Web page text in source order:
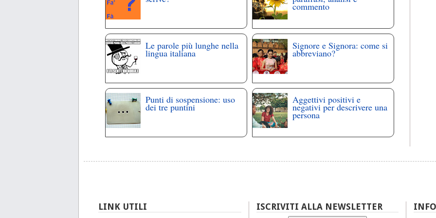
commento
Le parole più lunghe nella
lingua italiana
Signore e Signora: come si
abbreviano?
Punti di sospensione: uso
dei tre puntini
Aggettivi positivi e
negativi per descrivere una
persona
LINK UTILI ISCRIVITI ALLA NEWSLETTER INFO